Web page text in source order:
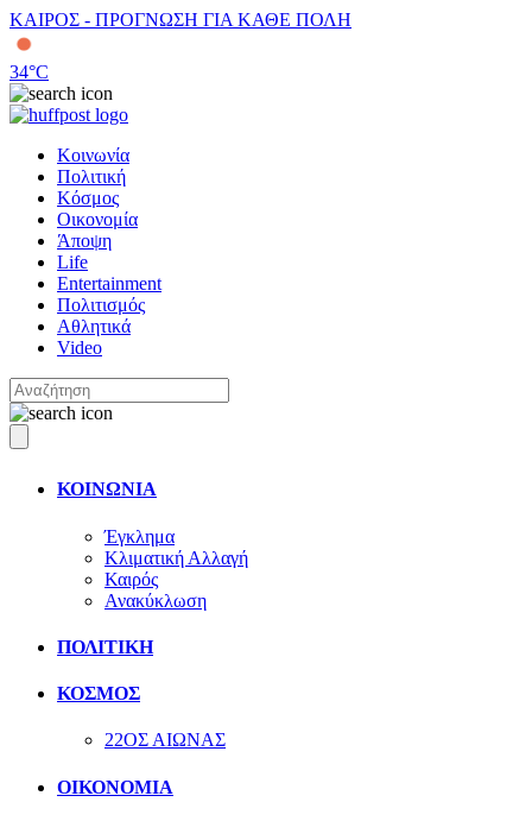
ΚΑΙΡΟΣ - ΠΡΟΓΝΩΣΗ ΓΙΑ ΚΑΘΕ ΠΟΛΗ
34°C
Κοινωνία
Πολιτική
Κόσμος
Οικονομία
Άποψη
Life
Entertainment
Πολιτισμός
Αθλητικά
Video
ΚΟΙΝΩΝΙΑ
Έγκλημα
Κλιματική Αλλαγή
Καιρός
Ανακύκλωση
ΠΟΛΙΤΙΚΗ
ΚΟΣΜΟΣ
22ΟΣ ΑΙΩΝΑΣ
ΟΙΚΟΝΟΜΙΑ